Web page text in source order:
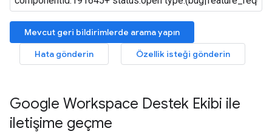
Mevcut geri bildirimlerde arama yapın
Hata gönderin
Özellik isteği gönderin
Google Workspace Destek Ekibi ile
iletişime geçme